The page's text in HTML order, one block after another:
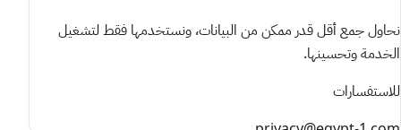
نحاول جمع أقل قدر ممكن من البيانات، ونستخدمها فقط لتشغيل
الخدمة وتحسينها.
للاستفسارات